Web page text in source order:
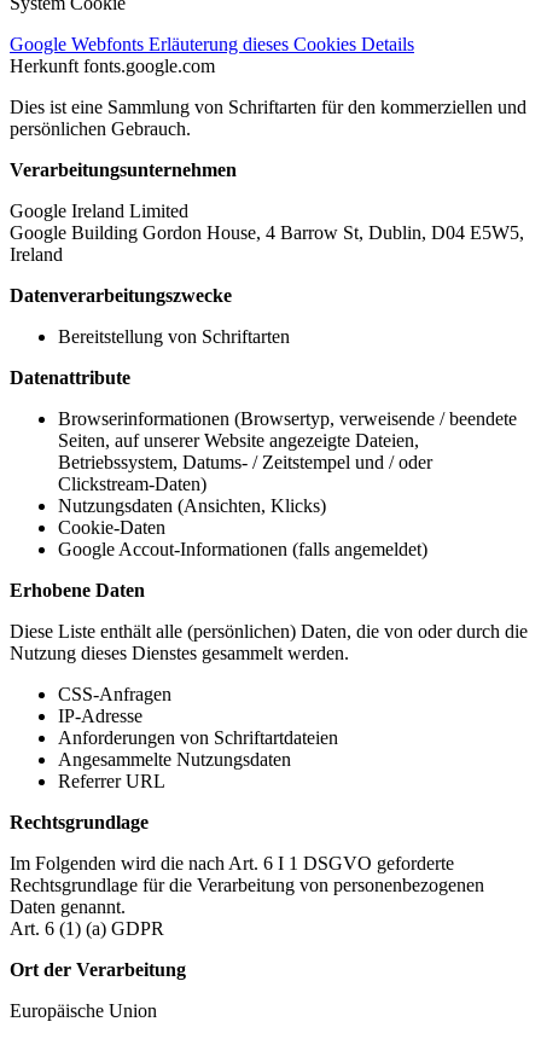
Google Webfonts Erläuterung dieses Cookies Details
Herkunft fonts.google.com
Dies ist eine Sammlung von Schriftarten für den kommerziellen und
persönlichen Gebrauch.
Verarbeitungsunternehmen
Google Ireland Limited
Google Building Gordon House, 4 Barrow St, Dublin, D04 E5W5,
Ireland
Datenverarbeitungszwecke
Bereitstellung von Schriftarten
Datenattribute
Browserinformationen (Browsertyp, verweisende / beendete
Seiten, auf unserer Website angezeigte Dateien,
Betriebssystem, Datums- / Zeitstempel und / oder
Clickstream-Daten)
Nutzungsdaten (Ansichten, Klicks)
Cookie-Daten
Google Accout-Informationen (falls angemeldet)
Erhobene Daten
Diese Liste enthält alle (persönlichen) Daten, die von oder durch die
Nutzung dieses Dienstes gesammelt werden.
CSS-Anfragen
IP-Adresse
Anforderungen von Schriftartdateien
Angesammelte Nutzungsdaten
Referrer URL
Rechtsgrundlage
Im Folgenden wird die nach Art. 6 I 1 DSGVO geforderte
Rechtsgrundlage für die Verarbeitung von personenbezogenen
Daten genannt.
Art. 6 (1) (a) GDPR
Ort der Verarbeitung
Europäische Union